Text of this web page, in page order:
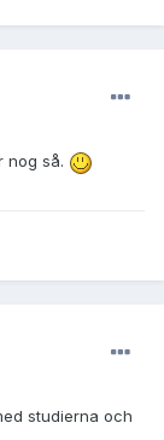
nog så.
studierna och